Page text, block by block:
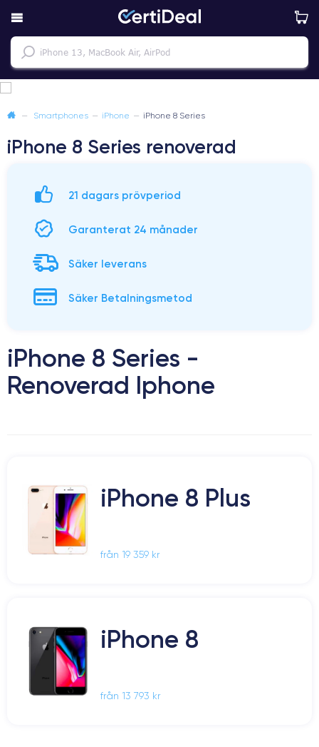
— Smartphones — iPhone — iPhone 8 Series
iPhone 8 Series renoverad
21 dagars prövperiod
Garanterat 24 månader
Säker leverans
Säker Betalningsmetod
iPhone 8 Series -
Renoverad Iphone
iPhone 8 Plus
från 19 359 kr
iPhone 8
från 13 793 kr